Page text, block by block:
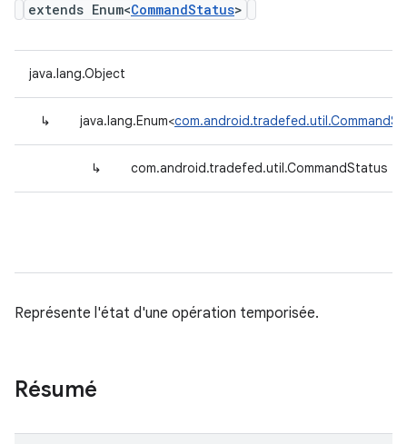
extends Enum<CommandStatus>
java.lang.Object
↳ java.lang.Enum<
↳ com.android.tradefed.util.CommandStatus
Représente l'état d'une opération temporisée.
Résumé